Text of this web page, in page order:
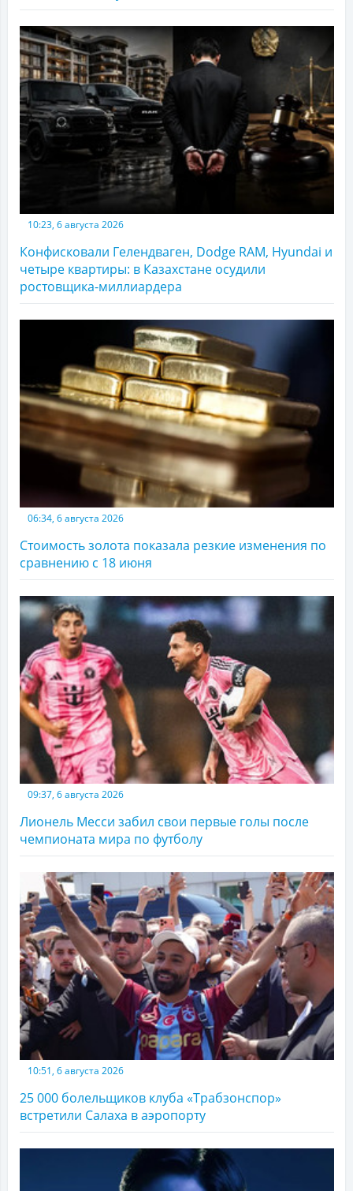
10:23, 6 августа 2026
Конфисковали Гелендваген, Dodge RAM, Hyundai и
четыре квартиры: в Казахстане осудили
ростовщика-миллиардера
06:34, 6 августа 2026
Стоимость золота показала резкие изменения по
сравнению с 18 июня
09:37, 6 августа 2026
Лионель Месси забил свои первые голы после
чемпионата мира по футболу
10:51, 6 августа 2026
25 000 болельщиков клуба «Трабзонспор»
встретили Салаха в аэропорту